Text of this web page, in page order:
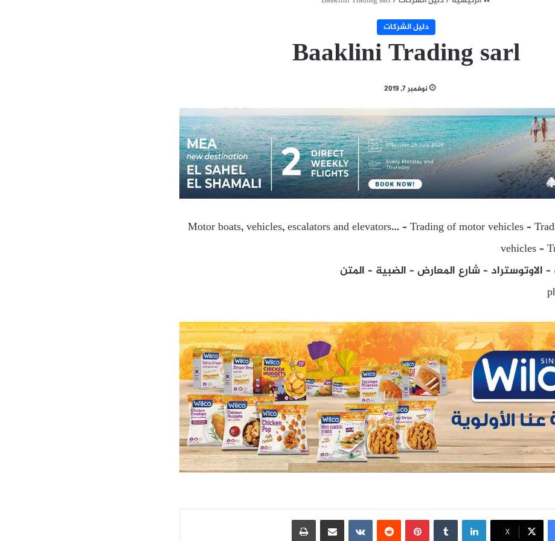
دليل الشركات
Baaklini Trading sarl
نوفمبر 7, 2019
Motor boats, vehicles, escalators and elevators… – Trading of motor vehicles –
vehicles –
– شارع المعارض – الضبية – المتن
X
لينكدإن بينتيريست مشاركة عبر البريد طباعة